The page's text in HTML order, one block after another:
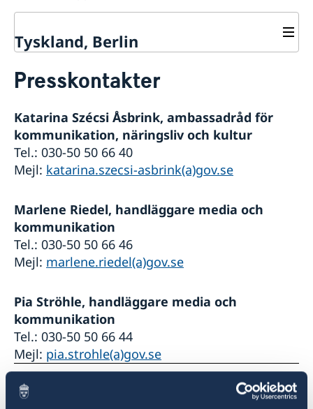
Tyskland, Berlin
Ändrade öppettider
Reseinformation till svenskar
Lediga tjänster
Kontakt & öppettider
Våra konsulat
Presskontakter
Om oss
Sverige i Tyskland
SWEA
Svenskar i världen
Svenska skolor och skolföreningar
Anmäl handelshinder
Så kan du få stöd
Team Sweden i Tyskland
Vi är en resurs för svenska företag
Presskontakter
Katarina Szécsi Åsbrink, ambassadråd för
kommunikation, näringsliv och kultur
Tel.: 030-50 50 66 40
Mejl: katarina.szecsi-asbrink(a)gov.se
Marlene Riedel, handläggare media och
kommunikation
Tel.: 030-50 50 66 46
Mejl: marlene.riedel(a)gov.se
Pia Ströhle, handläggare media och
kommunikation
Tel.: 030-50 50 66 44
Mejl: pia.strohle(a)gov.se
Senast uppdaterad 19 feb. 2024, 16.22